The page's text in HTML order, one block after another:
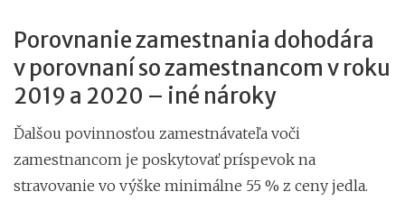
Porovnanie zamestnania dohodára
v porovnaní so zamestnancom v roku
2019 a 2020 – iné nároky
Ďalšou povinnosťou zamestnávateľa voči
zamestnancom je poskytovať príspevok na
stravovanie vo výške minimálne 55 % z ceny jedla.